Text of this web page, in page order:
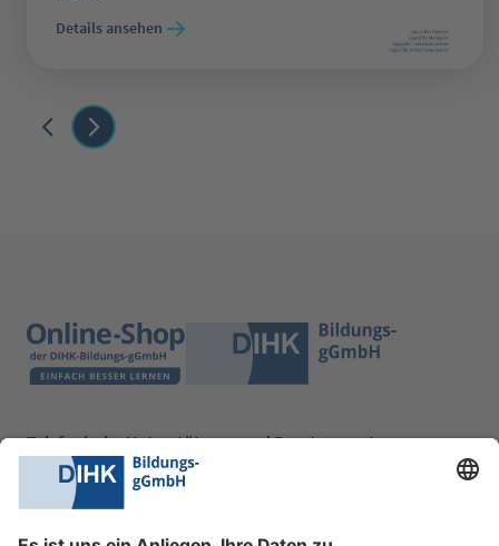
Details ansehen
Telefonische Unterstützung und Beratung unter:
0228 6205 205